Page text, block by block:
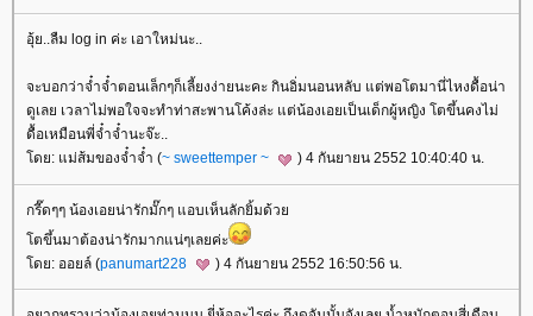
อุ้ย..ลืม log in ค่ะ เอาใหม่นะ..
จะบอกว่าจ๋ำจ๋ำตอนเล็กๆก็เลี้ยงง่ายนะคะ กินอิ่มนอนหลับ แต่พอโตมานี่ไหงดื้อน่า
ดูเลย เวลาไม่พอใจจะทำท่าสะพานโค้งล่ะ แต่น้องเอยเป็นเด็กผู้หญิง โตขึ้นคงไม่
ดื้อเหมือนพี่จ๋ำจ๋ำนะจ๊ะ..
ดย: แม่ส้มของจ๋ำจ๋ำ (~ sweettemper ~ ) 4 กันยายน 2552 10:40:40 น.
กรี๊ดๆๆ น้องเอยน่ารักมั๊กๆ แอบเห็นลักยิ้มด้ว
ตขึ้นมาต้องน่ารักมากแน่ๆเลยค่ะ
ดย: ออยล์ (panumart228 ) 4 กันยายน 2552 16:50:56 น.